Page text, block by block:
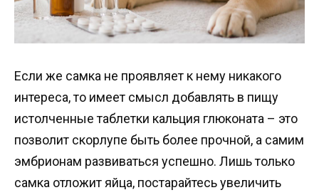
Если же самка не проявляет к нему никакого
интереса, то имеет смысл добавлять в пищу
истолченные таблетки кальция глюконата – это
позволит скорлупе быть более прочной, а самим
эмбрионам развиваться успешно. Лишь только
самка отложит яйца, постарайтесь увеличить